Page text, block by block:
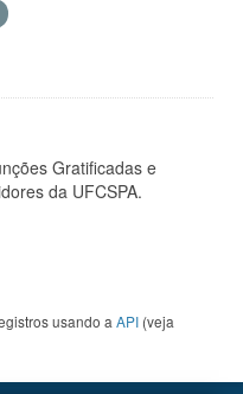
Gratificadas e
da UFCSPA.
usando a API (veja